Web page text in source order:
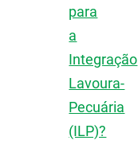
para
a
Integração
Lavoura-
Pecuária
(ILP)?